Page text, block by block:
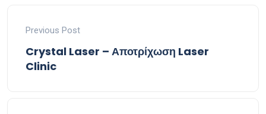
Previous Post
Crystal Laser – Αποτρίχωση Laser
Clinic